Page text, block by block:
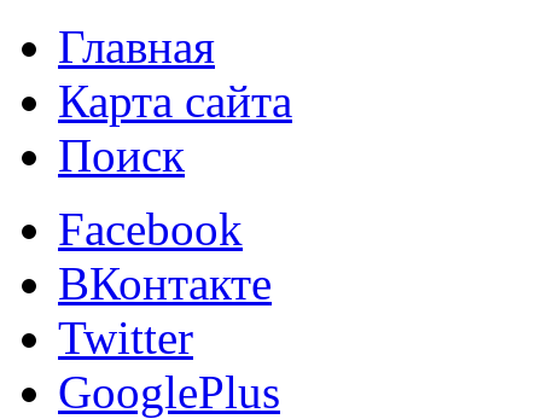
Главная
Карта сайта
Поиск
Facebook
ВКонтакте
Twitter
GooglePlus